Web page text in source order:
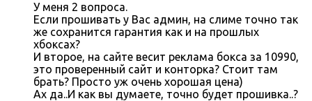
У меня 2 вопроса.
Если прошивать у Вас админ, на слиме точно так
же сохранится гарантия как и на прошлых
хбоксах?
И второе, на сайте весит реклама бокса за 10990,
это проверенный сайт и конторка? Стоит там
брать? Просто уж очень хорошая цена)
Ах да..И как вы думаете, точно будет прошивка..?